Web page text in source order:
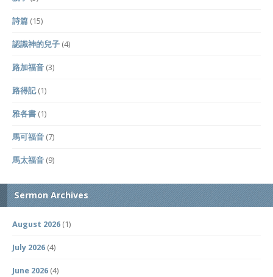
詩篇 (15)
認識神的兒子 (4)
路加福音 (3)
路得記(1)
雅各書 (1)
馬可福音 (7)
馬太福音 (9)
Sermon Archives
August 2026 (1)
July 2026 (4)
June 2026 (4)